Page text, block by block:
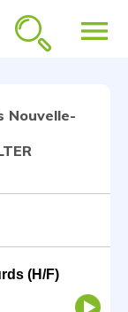
menu
Nouvelle-
(H/F)